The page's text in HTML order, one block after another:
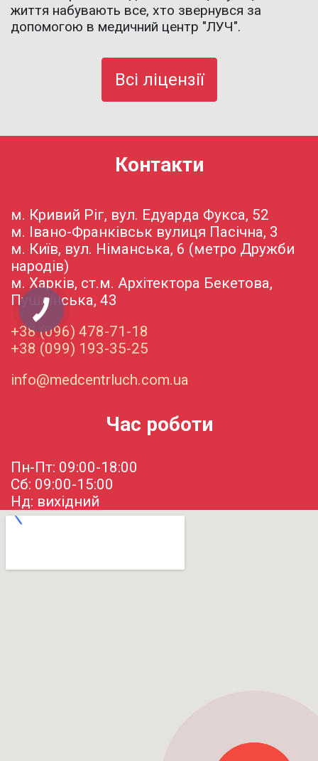
життя набувають все, хто звернувся за
допомогою в медичний центр "ЛУЧ".
Всі ліцензії
Контакти
м. Кривий Ріг, вул. Едуарда Фукса, 52
м. Івано-Франківськ вулиця Пасічна, 3
м. Київ, вул. Німанська, 6 (метро Дружби
народів)
м. Харків, ст.м. Архітектора Бекетова,
Пушкінська, 43
+38 (096) 478-71-18
+38 (099) 193-35-25
info@medcentrluch.com.ua
Час роботи
Пн-Пт: 09:00-18:00
Сб: 09:00-15:00
Нд: вихідний